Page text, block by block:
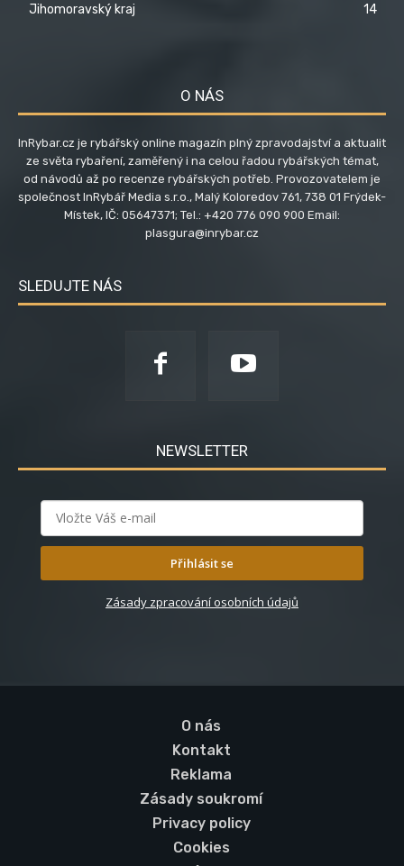
Jihomoravský kraj
14
O NÁS
InRybar.cz je rybářský online magazín plný zpravodajství a aktualit
ze světa rybaření, zaměřený i na celou řadou rybářských témat,
od návodů až po recenze rybářských potřeb. Provozovatelem je
společnost InRybář Media s.r.o., Malý Koloredov 761, 738 01 Frýdek-
Místek, IČ: 05647371; Tel.: +420 776 090 900 Email:
plasgura@inrybar.cz
SLEDUJTE NÁS
NEWSLETTER
Přihlásit se
Zásady zpracování osobních údajů
O nás
Kontakt
Reklama
Zásady soukromí
Privacy policy
Cookies